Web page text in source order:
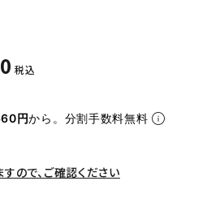
税込
円から。分割手数料無料
ので、ご確認ください